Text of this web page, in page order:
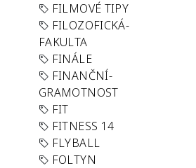
FILMOVÉ TIPY
FILOZOFICKÁ-
FAKULTA
FINÁLE
FINANČNÍ-
GRAMOTNOST
FIT
FITNESS 14
FLYBALL
FOLTYN